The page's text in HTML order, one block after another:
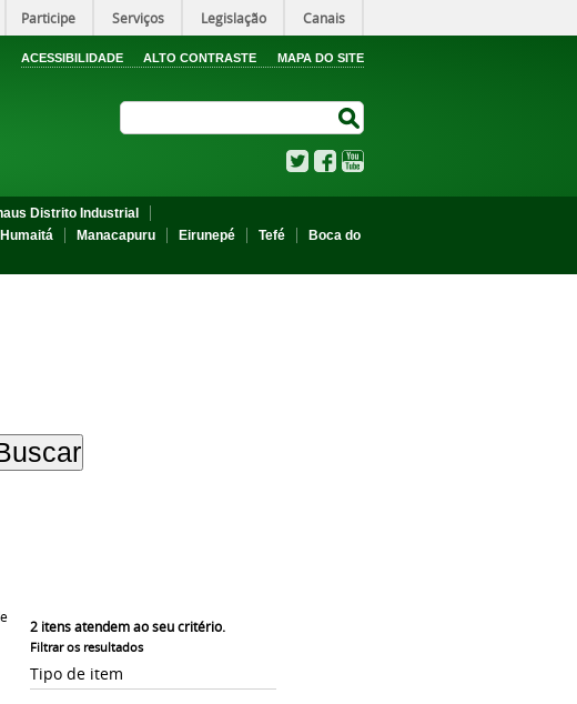
Participe Serviços Legislação Canais
ACESSIBILIDADE ALTO CONTRASTE MAPA DO SITE
TwitterFacebook
Distrito Industrial
Humaitá Manacapuru Eirunepé Tefé
Boca do
2itens atendem ao seu critério.
Filtrar os resultados
Tipo de item